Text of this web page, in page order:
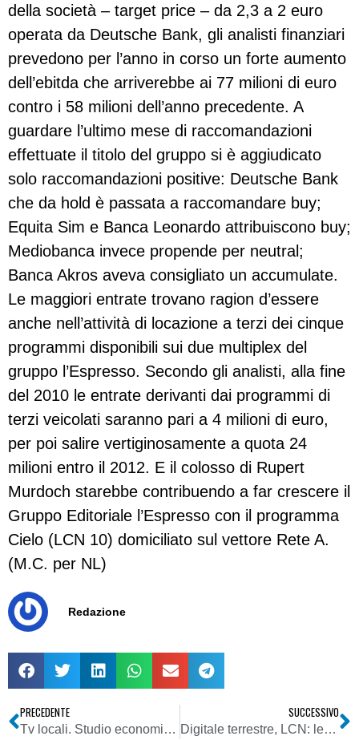
della società – target price – da 2,3 a 2 euro
operata da Deutsche Bank, gli analisti finanziari
prevedono per l’anno in corso un forte aumento
dell’ebitda che arriverebbe ai 77 milioni di euro
contro i 58 milioni dell’anno precedente. A
guardare l’ultimo mese di raccomandazioni
effettuate il titolo del gruppo si è aggiudicato
solo raccomandazioni positive: Deutsche Bank
che da hold è passata a raccomandare buy;
Equita Sim e Banca Leonardo attribuiscono buy;
Mediobanca invece propende per neutral;
Banca Akros aveva consigliato un accumulate.
Le maggiori entrate trovano ragion d’essere
anche nell’attività di locazione a terzi dei cinque
programmi disponibili sui due multiplex del
gruppo l’Espresso. Secondo gli analisti, alla fine
del 2010 le entrate derivanti dai programmi di
terzi veicolati saranno pari a 4 milioni di euro,
per poi salire vertiginosamente a quota 24
milioni entro il 2012. E il colosso di Rupert
Murdoch starebbe contribuendo a far crescere il
Gruppo Editoriale l’Espresso con il programma
Cielo (LCN 10) domiciliato sul vettore Rete A.
(M.C. per NL)
Redazione
PRECEDENTE
Tv locali. Studio economico 2008 FRT: quadro desolante di aziende poco affidabili. 76% degli addetti occupato da sole 100 emittenti che fatturano più di 1 mln di euro
SUCCESSIVO
Digitale terrestre, LCN: le Regioni contro il piano di numerazione dell’Agcom